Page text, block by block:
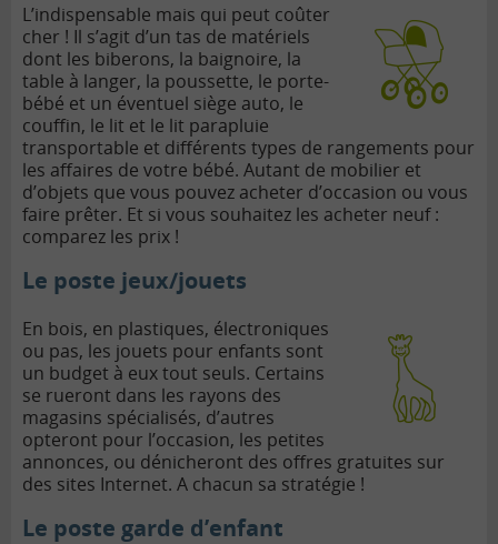
L’indispensable mais qui peut coûter
cher ! Il s’agit d’un tas de matériels
dont les biberons, la baignoire, la
table à langer, la poussette, le porte-
bébé et un éventuel siège auto, le
couffin, le lit et le lit parapluie
transportable et différents types de rangements pour
les affaires de votre bébé. Autant de mobilier et
d’objets que vous pouvez acheter d’occasion ou vous
faire prêter. Et si vous souhaitez les acheter neuf :
comparez les prix !
Le poste jeux/jouets
En bois, en plastiques, électroniques
ou pas, les jouets pour enfants sont
un budget à eux tout seuls. Certains
se rueront dans les rayons des
magasins spécialisés, d’autres
opteront pour l’occasion, les petites
annonces, ou dénicheront des offres gratuites sur
des sites Internet. A chacun sa stratégie !
Le poste garde d’enfant